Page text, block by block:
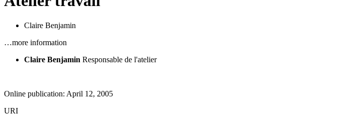
Claire Benjamin
…more information
Claire Benjamin Responsable de l'atelier
Online publication: April 12, 2005
URI